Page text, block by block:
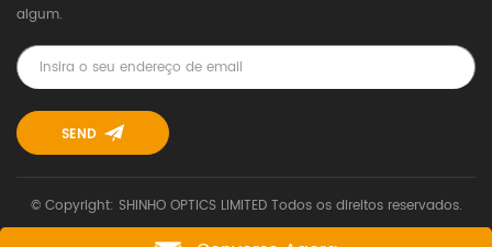
algum.
© Copyright: SHINHO OPTICS LIMITED Todos os direitos reservados.